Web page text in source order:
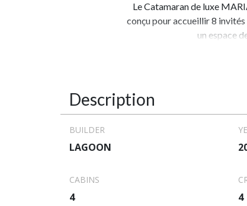
Le Catamaran de luxe
conçu pour accueillir 8
un espace
Description
BUILDER
LAGOON
CABINS
4 4